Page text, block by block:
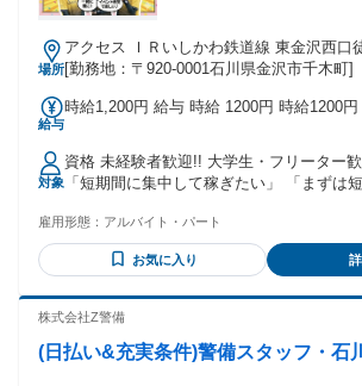
場所
アクセス ＩＲいしかわ鉄道線 東金沢西口
しかわ鉄道線 森本西口徒歩約26分、北陸
[勤務地：〒920-0001石川県金沢市千木町]
給与
時給1,200円 給与 時給 1200円 時給1200
対象
資格 未経験者歓迎!! 大学生・フリーター
「短期間に集中して稼ぎたい」 「まずは
雇用形態： アルバイト・パート
お気に入り
株式会社Z警備
(日払い&充実条件)警備スタッフ・石川